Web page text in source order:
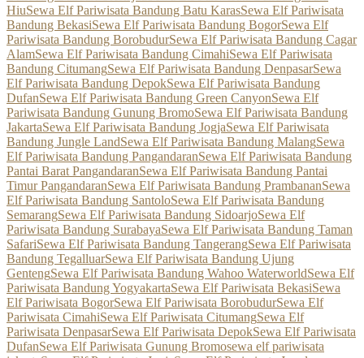
HiuSewa Elf Pariwisata Bandung Batu KarasSewa Elf Pariwisata
Bandung BekasiSewa Elf Pariwisata Bandung BogorSewa Elf
Pariwisata Bandung BorobudurSewa Elf Pariwisata Bandung Cagar
AlamSewa Elf Pariwisata Bandung CimahiSewa Elf Pariwisata
Bandung CitumangSewa Elf Pariwisata Bandung DenpasarSewa
Elf Pariwisata Bandung DepokSewa Elf Pariwisata Bandung
DufanSewa Elf Pariwisata Bandung Green CanyonSewa Elf
Pariwisata Bandung Gunung BromoSewa Elf Pariwisata Bandung
JakartaSewa Elf Pariwisata Bandung JogjaSewa Elf Pariwisata
Bandung Jungle LandSewa Elf Pariwisata Bandung MalangSewa
Elf Pariwisata Bandung PangandaranSewa Elf Pariwisata Bandung
Pantai Barat PangandaranSewa Elf Pariwisata Bandung Pantai
Timur PangandaranSewa Elf Pariwisata Bandung PrambananSewa
Elf Pariwisata Bandung SantoloSewa Elf Pariwisata Bandung
SemarangSewa Elf Pariwisata Bandung SidoarjoSewa Elf
Pariwisata Bandung SurabayaSewa Elf Pariwisata Bandung Taman
SafariSewa Elf Pariwisata Bandung TangerangSewa Elf Pariwisata
Bandung TegalluarSewa Elf Pariwisata Bandung Ujung
GentengSewa Elf Pariwisata Bandung Wahoo WaterworldSewa Elf
Pariwisata Bandung YogyakartaSewa Elf Pariwisata BekasiSewa
Elf Pariwisata BogorSewa Elf Pariwisata BorobudurSewa Elf
Pariwisata CimahiSewa Elf Pariwisata CitumangSewa Elf
Pariwisata DenpasarSewa Elf Pariwisata DepokSewa Elf Pariwisata
DufanSewa Elf Pariwisata Gunung Bromosewa elf pariwisata